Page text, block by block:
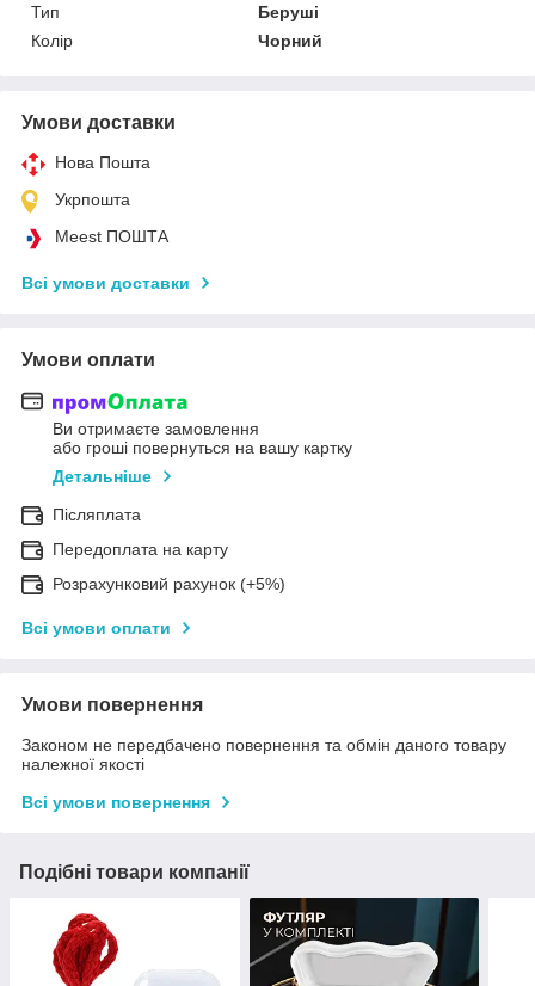
Тип
Беруші
Колір
Чорний
Умови доставки
Нова Пошта
Укрпошта
Meest ПОШТА
Всі умови доставки
Умови оплати
Ви отримаєте замовлення
або гроші повернуться на вашу картку
Детальніше
Післяплата
Передоплата на карту
Розрахунковий рахунок (+5%)
Всі умови оплати
Умови повернення
Законом не передбачено повернення та обмін даного товару
належної якості
Всі умови повернення
Подібні товари компанії